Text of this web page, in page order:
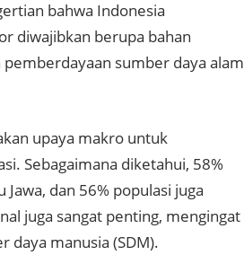
bahwa Indonesia
diwajibkan berupa bahan
sumber daya alam
upaya makro untuk
Sebagaimana diketahui, 58%
dan 56% populasi juga
juga sangat penting, mengingat
daya manusia (SDM).